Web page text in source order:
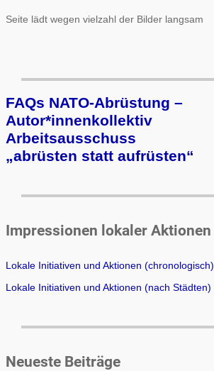
Seite lädt wegen vielzahl der Bilder langsam
FAQs NATO-Abrüstung –
Autor*innenkollektiv
Arbeits­aus­schuss
„ab­rüs­ten statt auf­rüs­ten“
Impressionen lokaler Aktionen
Lokale Initiativen und Aktionen (chronologisch)
Lokale Initiativen und Aktionen (nach Städten)
Neueste Beiträge